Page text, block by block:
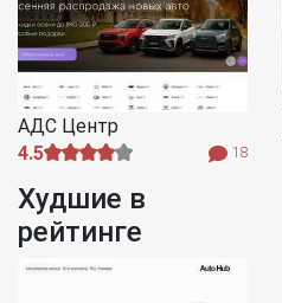
АДС Центр
4.5
18
Худшие в
рейтинге